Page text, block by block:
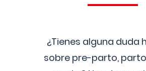
¿Tienes alguna duda
sobre pre-parto,